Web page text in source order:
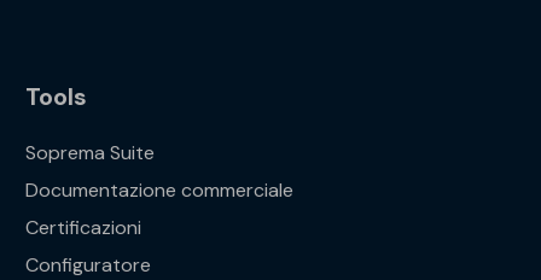
Tools
Soprema Suite
Documentazione commerciale
Certificazioni
Configuratore